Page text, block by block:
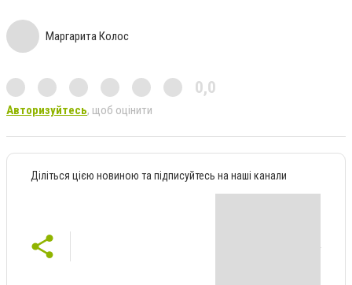
Маргарита Колос
0,0
Авторизуйтесь, щоб оцінити
Діліться цією новиною та підписуйтесь на наші канали